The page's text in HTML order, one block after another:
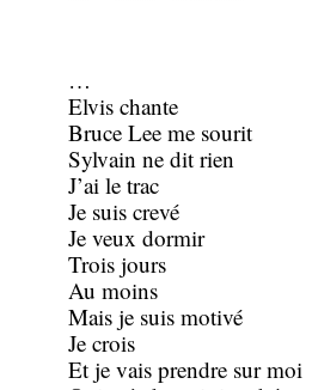
…
Elvis chante
Bruce Lee me sourit
Sylvain ne dit rien
J’ai le trac
Je suis crevé
Je veux dormir
Trois jours
Au moins
Mais je suis motivé
Je crois
Et je vais prendre sur moi